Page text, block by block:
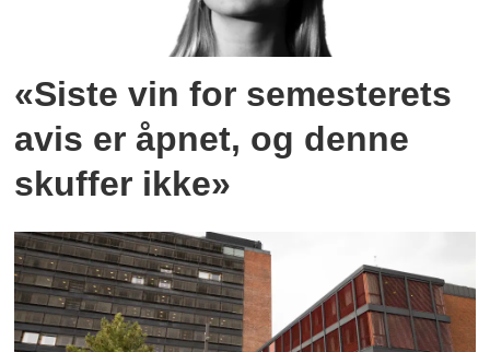
«Siste vin for semesterets
avis er åpnet, og denne
skuffer ikke»